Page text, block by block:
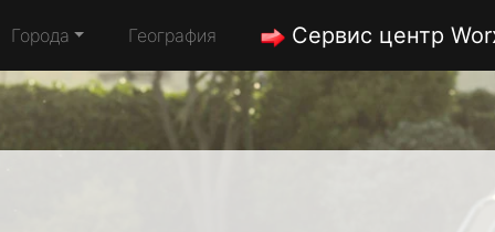
Города География Сервис центр